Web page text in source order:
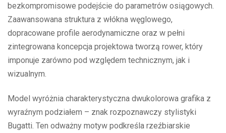
bezkompromisowe podejście do parametrów osiągowych.
Zaawansowana struktura z włókna węglowego,
dopracowane profile aerodynamiczne oraz w pełni
zintegrowana koncepcja projektowa tworzą rower, który
imponuje zarówno pod względem technicznym, jak i
wizualnym.
Model wyróżnia charakterystyczna dwukolorowa grafika z
wyraźnym podziałem – znak rozpoznawczy stylistyki
Bugatti. Ten odważny motyw podkreśla rzeźbiarskie